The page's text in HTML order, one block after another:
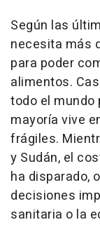
Según las
necesita más
para poder
alimentos.
todo el mundo
mayoría vive
frágiles.
y Sudán, el
ha disparado,
decisiones
sanitaria o la